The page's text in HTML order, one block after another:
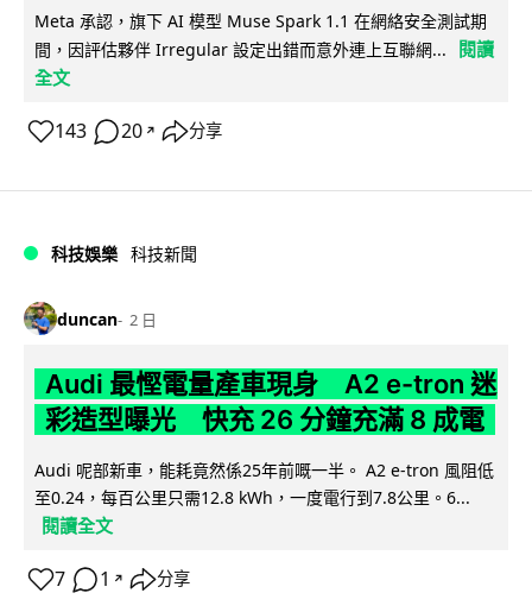
Meta 承認，旗下 AI 模型 Muse Spark 1.1 在網絡安全測試期
間，因評估夥伴 Irregular 設定出錯而意外連上互聯網...
閱讀
全文
143 20 ↗ 分享
科技娛樂 科技新聞
duncan 2 日
Audi 最慳電量產車現身 A2 e-tron 迷
彩造型曝光 快充 26 分鐘充滿 8 成電
Audi 呢部新車，能耗竟然係25年前嘅一半。 A2 e-tron 風阻低
至0.24，每百公里只需12.8 kWh，一度電行到7.8公里。6...
閱讀全文
7 1 ↗ 分享